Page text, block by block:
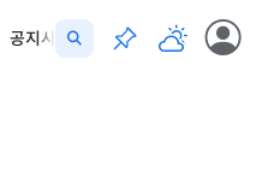
공지사항